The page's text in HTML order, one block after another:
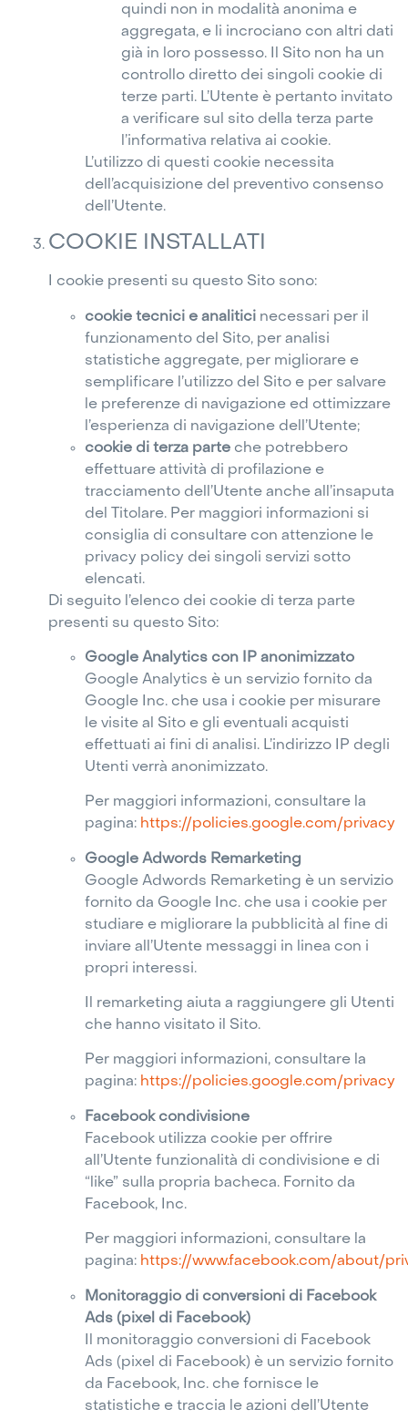
quindi non in modalità anonima e
aggregata, e li incrociano con altri dati
già in loro possesso. Il Sito non ha un
controllo diretto dei singoli cookie di
terze parti. L’Utente è pertanto invitato
a verificare sul sito della terza parte
l’informativa relativa ai cookie.
L’utilizzo di questi cookie necessita
dell’acquisizione del preventivo consenso
dell’Utente.
COOKIE INSTALLATI
I cookie presenti su questo Sito sono:
cookie tecnici e analitici necessari per il
funzionamento del Sito, per analisi
statistiche aggregate, per migliorare e
semplificare l’utilizzo del Sito e per salvare
le preferenze di navigazione ed ottimizzare
l’esperienza di navigazione dell’Utente;
cookie di terza parte che potrebbero
effettuare attività di profilazione e
tracciamento dell’Utente anche all’insaputa
del Titolare. Per maggiori informazioni si
consiglia di consultare con attenzione le
privacy policy dei singoli servizi sotto
elencati.
Di seguito l’elenco dei cookie di terza parte
presenti su questo Sito:
Google Analytics con IP anonimizzato
Google Analytics è un servizio fornito da
Google Inc. che usa i cookie per misurare
le visite al Sito e gli eventuali acquisti
effettuati ai fini di analisi. L’indirizzo IP degli
Utenti verrà anonimizzato.
Per maggiori informazioni, consultare la
pagina: https://policies.google.com/privacy
Google Adwords Remarketing
Google Adwords Remarketing è un servizio
fornito da Google Inc. che usa i cookie per
studiare e migliorare la pubblicità al fine di
inviare all’Utente messaggi in linea con i
propri interessi.
Il remarketing aiuta a raggiungere gli Utenti
che hanno visitato il Sito.
Per maggiori informazioni, consultare la
pagina: https://policies.google.com/privacy
Facebook condivisione
Facebook utilizza cookie per offrire
all’Utente funzionalità di condivisione e di
“like” sulla propria bacheca. Fornito da
Facebook, Inc.
Per maggiori informazioni, consultare la
pagina: https://www.facebook.com/about/
Monitoraggio di conversioni di Facebook
Ads (pixel di Facebook)
Il monitoraggio conversioni di Facebook
Ads (pixel di Facebook) è un servizio fornito
da Facebook, Inc. che fornisce le
statistiche e traccia le azioni dell’Utente